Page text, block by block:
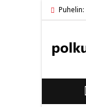
Puhelin: